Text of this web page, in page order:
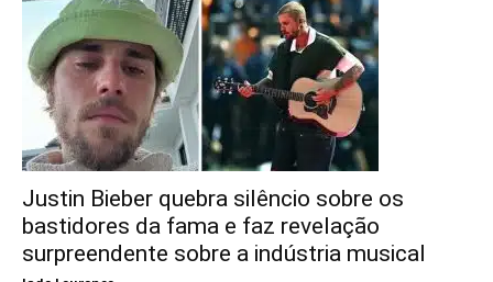
Justin Bieber quebra silêncio sobre os
bastidores da fama e faz revelação
surpreendente sobre a indústria musical